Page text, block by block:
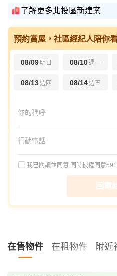
了解更多北投區新建案
預約賞屋，社區經紀人陪你
08/09 明日 08/10週一
08/13週四 08/14週五
我已閱讀並同意 同時授權同意
回電
在售物件 在租物件 附近